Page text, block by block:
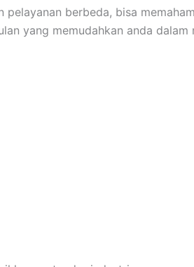
pelayanan berbeda, bisa
yang memudahkan anda dalam